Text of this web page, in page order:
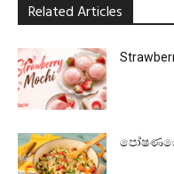
Related Articles